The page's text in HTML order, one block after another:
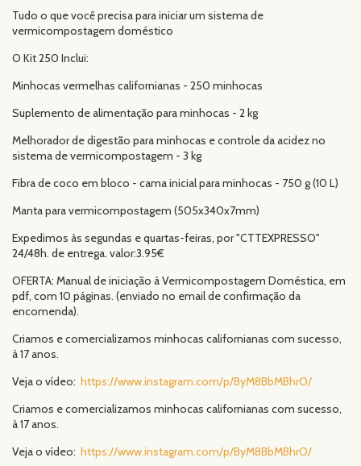
Tudo o que você precisa para iniciar um sistema de
vermicompostagem doméstico
O Kit 250 Inclui:
Minhocas vermelhas californianas - 250 minhocas
Suplemento de alimentação para minhocas - 2 kg
Melhorador de digestão para minhocas e controle da acidez no
sistema de vermicompostagem - 3 kg
Fibra de coco em bloco - cama inicial para minhocas - 750 g (10 L)
Manta para vermicompostagem (505x340x7mm)
Expedimos às segundas e quartas-feiras, por "CTTEXPRESSO"
24/48h. de entrega. valor:3.95€
OFERTA: Manual de iniciação à Vermicompostagem Doméstica, em
pdf, com 10 páginas. (enviado no email de confirmação da
encomenda).
Criamos e comercializamos minhocas californianas com sucesso,
à 17 anos.
Veja o vídeo: https://www.instagram.com/p/ByM8BbMBhrO/
Criamos e comercializamos minhocas californianas com sucesso,
à 17 anos.
Veja o vídeo: https://www.instagram.com/p/ByM8BbMBhrO/